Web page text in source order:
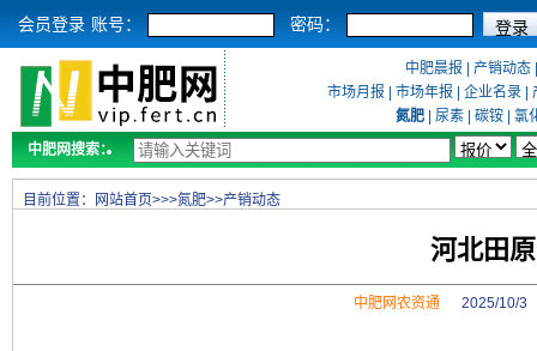
会员登录 账号： 密码：
中肥晨报 产销动态
市场月报
市场年报 企业名录
氮肥
尿素 碳铵
氯
中肥网搜索：
目前位置： 网站首页>>>氮肥>>产销动态
河北田
中肥网农资通 2025/10/3